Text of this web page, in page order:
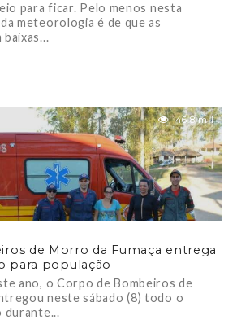
para ficar. Pelo menos nesta
meteorologia é de que as
46.8 mil
de Morro da Fumaça entrega
para população
ano, o Corpo de Bombeiros de
neste sábado (8) todo o
durante...